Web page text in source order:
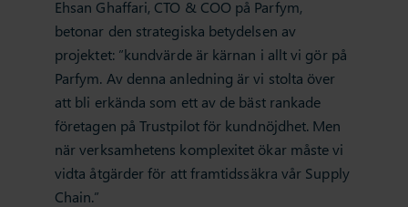
Ehsan Ghaffari, CTO & COO på Parfym,
betonar den strategiska betydelsen av
projektet: ”kundvärde är kärnan i allt vi gör på
Parfym. Av denna anledning är vi stolta över
att bli erkända som ett av de bäst rankade
företagen på Trustpilot för kundnöjdhet. Men
när verksamhetens komplexitet ökar måste vi
vidta åtgärder för att framtidssäkra vår Supply
Chain.”